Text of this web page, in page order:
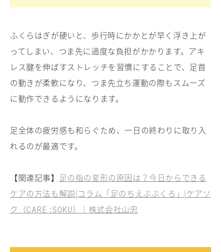
ふくらはぎが硬いと、歩行時にかかとが早く浮き上が
ってしまい、つま先に過度な負担がかかります。アキ
レス腱を伸ばすストレッチを習慣にすることで、足首
の動きが柔軟になり、つま先立ち運動の際もスムーズ
に動作できるようになります。
足全体の疲労感も和らぐため、一日の終わりに取り入
れるのが最適です。
【関連記事】 足の指の変形の原因は？今日からできる
ケアの方法も解説|コラム「足のちえぶぶくろ」|ケアソ
ク（CARE:SOKU）｜株式会社山忠